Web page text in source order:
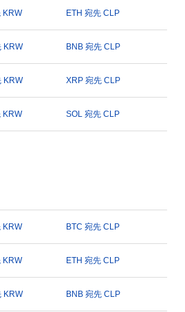
KRW ETH 宛先 CLP
KRW BNB 宛先 CLP
KRW XRP 宛先 CLP
KRW SOL 宛先 CLP
KRW BTC 宛先 CLP
KRW ETH 宛先 CLP
KRW BNB 宛先 CLP